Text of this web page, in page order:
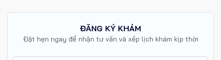
ĐĂNG KÝ KHÁM
Đặt hẹn ngay để nhận tư vấn và xếp lịch khám kịp thời